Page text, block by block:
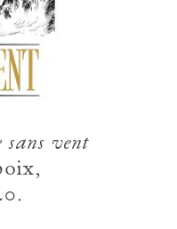
vent